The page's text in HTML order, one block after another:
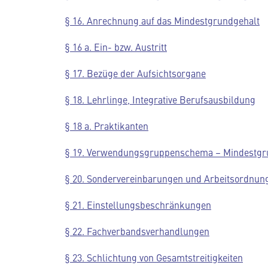
§ 16. Anrechnung auf das Mindestgrundgehalt
§ 16 a. Ein- bzw. Austritt
§ 17. Bezüge der Aufsichtsorgane
§ 18. Lehrlinge, Integrative Berufsausbildung
§ 18 a. Praktikanten
§ 19. Verwendungsgruppenschema –
§ 20. Sondervereinbarungen und
§ 21. Einstellungsbeschränkungen
§ 22. Fachverbandsverhandlungen
§ 23. Schlichtung von Gesamtstreitigkeiten